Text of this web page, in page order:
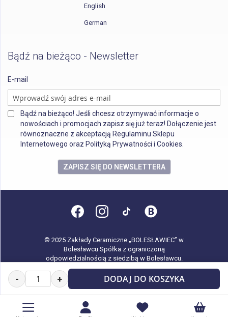
- + DODAJ DO KOSZYKA
English
German
Bądź na bieżąco - Newsletter
E-mail
Bądź na bieżąco! Jeśli chcesz otrzymywać informacje o
nowościach i promocjach zapisz się już teraz! Dołączenie jest
równoznaczne z akceptacją Regulaminu Sklepu
Internetowego oraz Polityką Prywatności i Cookies.
ZAPISZ SIĘ DO NEWSLETTERA
© 2025 Zakłady Ceramiczne „BOLESŁAWIEC” w
Bolesławcu Spółka z ograniczoną
odpowiedzialnością z siedzibą w Bolesławcu.
Wszystkie prawa zastrzeżone.